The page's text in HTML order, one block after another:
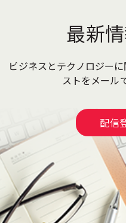
最新
ビジネスとテクノロジー
ストをメール
配信